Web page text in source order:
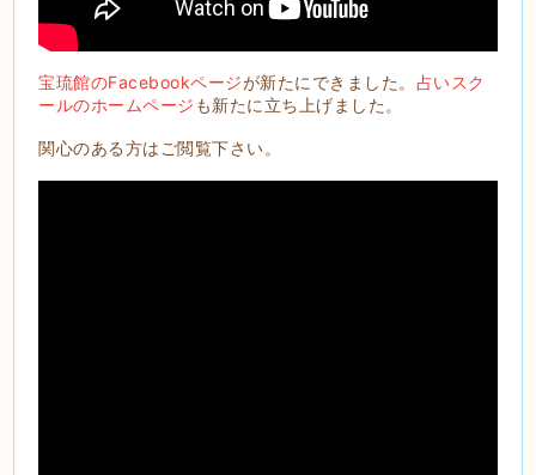
宝琉館のFacebookページが新たにできました。 占いスク
ールのホームページ も新たに立ち上げました。
関心のある方はご閲覧下さい。